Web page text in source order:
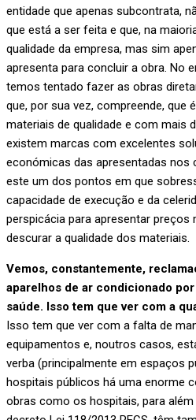
entidade que apenas subcontrata,
que está a ser feita e que, na
qualidade da empresa, mas sim
apresenta para concluir a obra. No
temos tentado fazer as obras
que, por sua vez, compreende, que
materiais de qualidade e com mais
existem marcas com excelentes
económicas das apresentadas nos
este um dos pontos em que
capacidade de execução e da
perspicácia para apresentar
descurar a qualidade dos materiais.
Vemos, constantemente,
aparelhos de ar condicionado
saúde. Isso tem que ver com a
Isso tem que ver com a falta de
equipamentos e, noutros casos,
verba (principalmente em espaços
hospitais públicos há uma enorme
obras como os hospitais, para